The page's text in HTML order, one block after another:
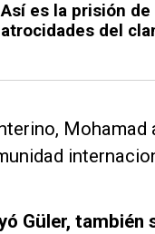
Así es la prisión
atrocidades del
Güler,